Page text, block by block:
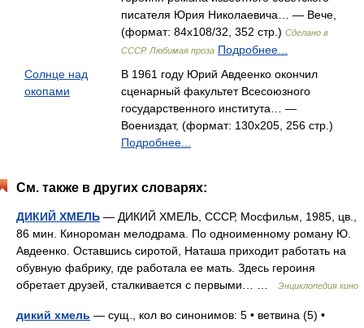
писателя Юрия Николаевича… — Вече,
(формат: 84x108/32, 352 стр.) Сделано в
СССР. Любимая проза Подробнее...
Солнце над
окопами
В 1961 году Юрий Авдеенко окончил
сценарный факультет Всесоюзного
государственного института… —
Воениздат, (формат: 130x205, 256 стр.)
Подробнее...
См. также в других словарях:
ДИКИЙ ХМЕЛЬ — ДИКИЙ ХМЕЛЬ, СССР, Мосфильм, 1985, цв.,
86 мин. Кинороман мелодрама. По одноименному роману Ю.
Авдеенко. Оставшись сиротой, Наташа приходит работать на
обувную фабрику, где работала ее мать. Здесь героиня
обретает друзей, сталкивается с первыми… …
Энциклопедия кино
дикий хмель — сущ., кол во синонимов: 5 • ветвина (5) •